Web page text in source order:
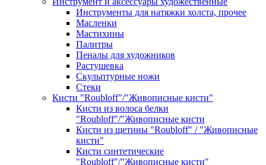
Инструменты для натяжки холста, прочее
Масленки
Мастихины
Палитры
Пеналы для художников
Растушевка
Скульптурные ножи
Стеки
Кисти "Roubloff"/"Живописные кисти"
Кисти из волоса белки
"Roubloff"/"Живописные кисти
Кисти из щетины "Roubloff" / "Живописные
кисти"
Кисти синтетические
"Roubloff"/"Живописные кисти"